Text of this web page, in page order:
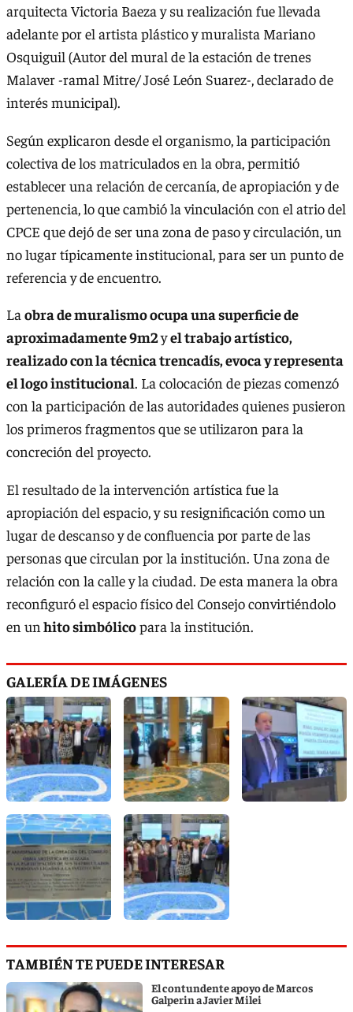
arquitecta Victoria Baeza y su realización fue llevada
adelante por el artista plástico y muralista Mariano
Osquiguil (Autor del mural de la estación de trenes
Malaver -ramal Mitre/ José León Suarez-, declarado de
interés municipal).
Según explicaron desde el organismo, la participación
colectiva de los matriculados en la obra, permitió
establecer una relación de cercanía, de apropiación y de
pertenencia, lo que cambió la vinculación con el atrio del
CPCE que dejó de ser una zona de paso y circulación, un
no lugar típicamente institucional, para ser un punto de
referencia y de encuentro.
La obra de muralismo ocupa una superficie de
aproximadamente 9m2yel trabajo artístico,
realizado con la técnica trencadís, evoca y representa
el logo institucional. La colocación de piezas comenzó
con la participación de las autoridades quienes pusieron
los primeros fragmentos que se utilizaron para la
concreción del proyecto.
El resultado de la intervención artística fue la
apropiación del espacio, y su resignificación como un
lugar de descanso y de confluencia por parte de las
personas que circulan por la institución. Una zona de
relación con la calle y la ciudad. De esta manera la obra
reconfiguró el espacio físico del Consejo convirtiéndolo
en un hito simbólicopara la institución.
GALERÍA DE IMÁGENES
TAMBIÉN TE PUEDE INTERESAR
El contundente apoyo de Marcos
Galperin a Javier Milei